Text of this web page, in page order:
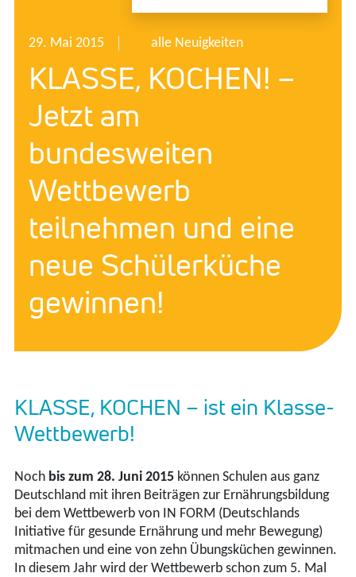
29. Mai 2015 alle Neuigkeiten
KLASSE, KOCHEN! –
Jetzt am
bundesweiten
Wettbewerb
teilnehmen und eine
neue Schülerküche
gewinnen!
KLASSE, KOCHEN – ist ein Klasse-
Wettbewerb!
Noch bis zum 28. Juni 2015 können Schulen aus ganz
Deutschland mit ihren Beiträgen zur Ernährungsbildung
bei dem Wettbewerb von IN FORM (Deutschlands
Initiative für gesunde Ernährung und mehr Bewegung)
mitmachen und eine von zehn Übungsküchen gewinnen.
In diesem Jahr wird der Wettbewerb schon zum 5. Mal